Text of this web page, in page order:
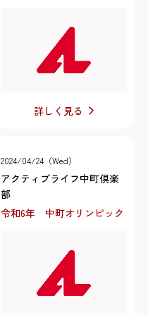
詳しく見る
2024/04/24（Wed）
アクティブライフ中町倶楽
部
令和6年 中町オリンピック